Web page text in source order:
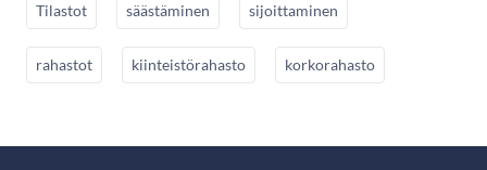
Tilastot säästäminen sijoittaminen
rahastot kiinteistörahasto korkorahasto